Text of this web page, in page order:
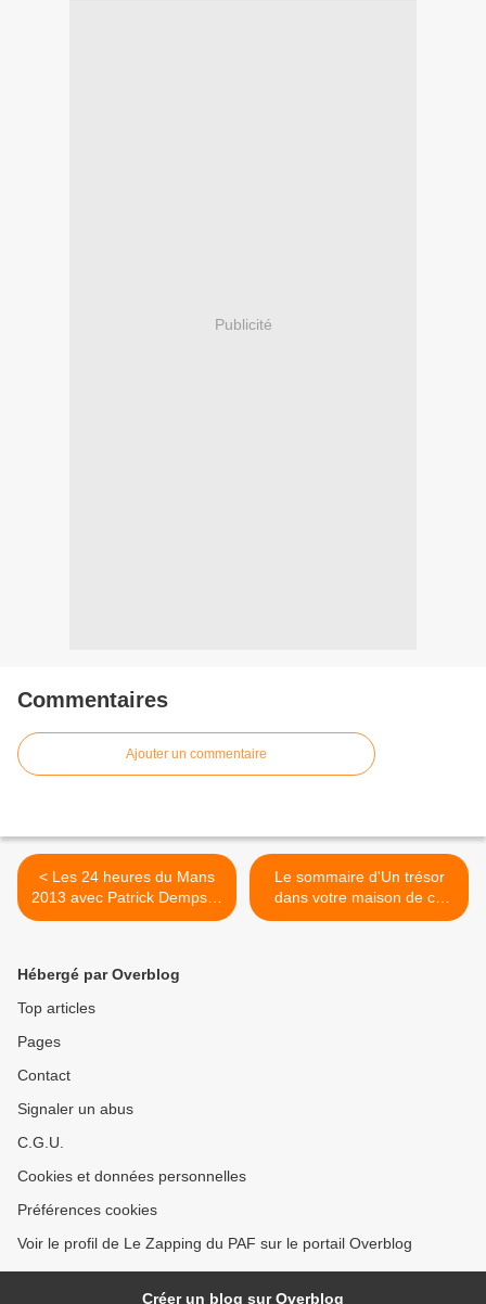
Publicité
Commentaires
Ajouter un commentaire
< Les 24 heures du Mans
2013 avec Patrick Dempsey
sur Discovery Channel
Le sommaire d'Un trésor
dans votre maison de ce
samedi 19 octobre >
Hébergé par Overblog
Top articles
Pages
Contact
Signaler un abus
C.G.U.
Cookies et données personnelles
Préférences cookies
Voir le profil de Le Zapping du PAF sur le portail Overblog
Créer un blog sur Overblog